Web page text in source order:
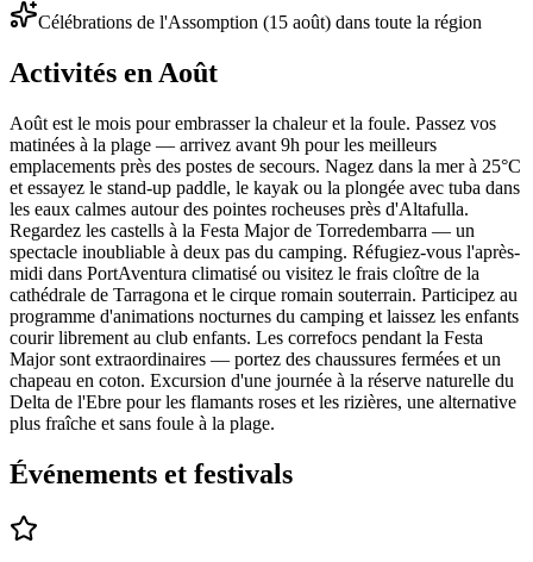
Célébrations de l'Assomption (15 août) dans toute la région
Activités en Août
Août est le mois pour embrasser la chaleur et la foule. Passez vos
matinées à la plage — arrivez avant 9h pour les meilleurs
emplacements près des postes de secours. Nagez dans la mer à 25°C
et essayez le stand-up paddle, le kayak ou la plongée avec tuba dans
les eaux calmes autour des pointes rocheuses près d'Altafulla.
Regardez les castells à la Festa Major de Torredembarra — un
spectacle inoubliable à deux pas du camping. Réfugiez-vous l'après-
midi dans PortAventura climatisé ou visitez le frais cloître de la
cathédrale de Tarragona et le cirque romain souterrain. Participez au
programme d'animations nocturnes du camping et laissez les enfants
courir librement au club enfants. Les correfocs pendant la Festa
Major sont extraordinaires — portez des chaussures fermées et un
chapeau en coton. Excursion d'une journée à la réserve naturelle du
Delta de l'Ebre pour les flamants roses et les rizières, une alternative
plus fraîche et sans foule à la plage.
Événements et festivals